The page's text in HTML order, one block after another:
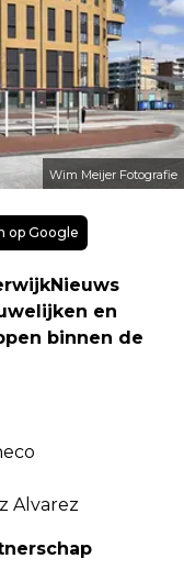
Wim Meijer Fotografie
op Google
en
binnen de
Alvarez